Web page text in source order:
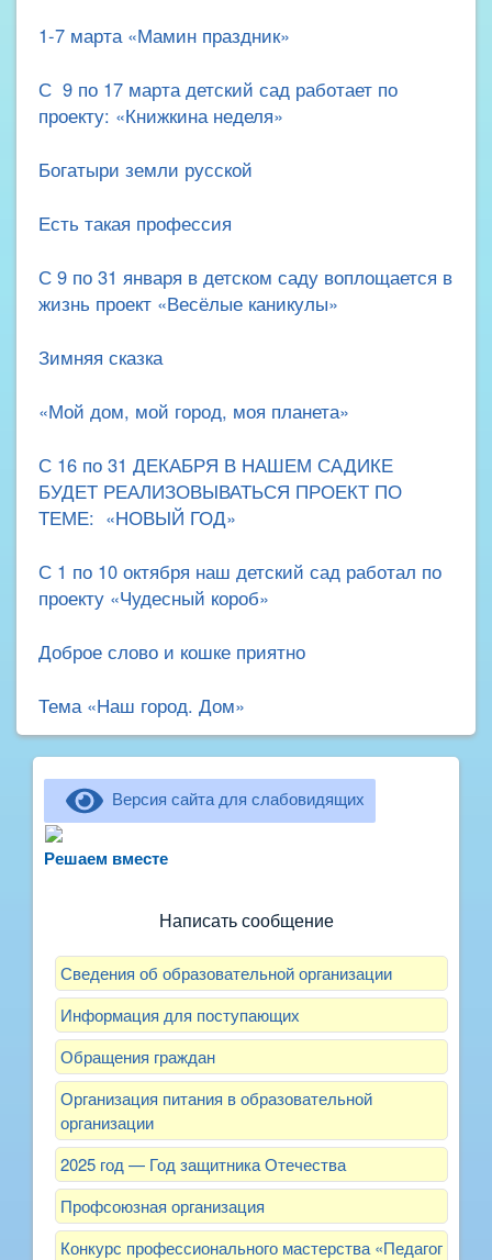
1-7 марта «Мамин праздник»
С 9 по 17 марта детский сад работает по
проекту: «Книжкина неделя»
Богатыри земли русской
Есть такая профессия
С 9 по 31 января в детском саду воплощается в
жизнь проект «Весёлые каникулы»
Зимняя сказка
«Мой дом, мой город, моя планета»
С 16 по 31 ДЕКАБРЯ В НАШЕМ САДИКЕ
БУДЕТ РЕАЛИЗОВЫВАТЬСЯ ПРОЕКТ ПО
ТЕМЕ: «НОВЫЙ ГОД»
С 1 по 10 октября наш детский сад работал по
проекту «Чудесный короб»
Доброе слово и кошке приятно
Тема «Наш город. Дом»
Версия сайта для слабовидящих
Решаем вместерассказать о воспитателях? Знаете, как
Написать сообщение
Сведения об образовательной организации
Информация для поступающих
Обращения граждан
Организация питания в образовательной
организации
2025 год — Год защитника Отечества
Профсоюзная организация
Конкурс профессионального мастерства «Педагог